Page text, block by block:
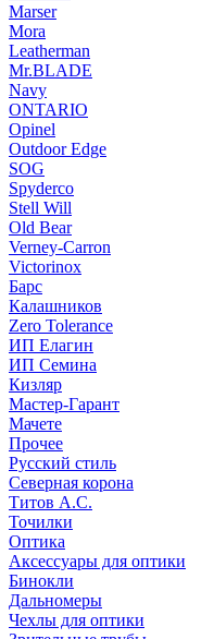
Marser
Mora
Leatherman
Mr.BLADE
Navy
ONTARIO
Opinel
Outdoor Edge
SOG
Spyderco
Stell Will
Old Bear
Verney-Carron
Victorinox
Барс
Калашников
Zero Tolerance
ИП Елагин
ИП Семина
Кизляр
Мастер-Гарант
Мачете
Прочее
Русский стиль
Северная корона
Титов А.С.
Точилки
Оптика
Аксессуары для оптики
Бинокли
Дальномеры
Чехлы для оптики